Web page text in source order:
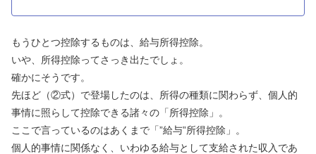
もうひとつ控除するものは、給与所得控除。
いや、所得控除ってさっき出たでしょ。
確かにそうです。
先ほど（②式）で登場したのは、所得の種類に関わらず、個人的
事情に照らして控除できる諸々の「所得控除」。
ここで言っているのはあくまで「”給与”所得控除」。
個人的事情に関係なく、いわゆる給与として支給された収入であ